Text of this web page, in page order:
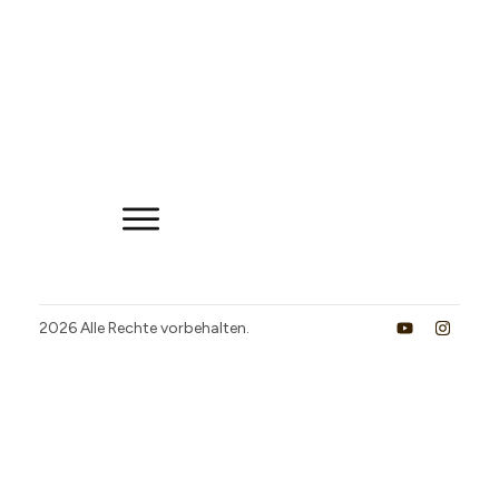
2026Alle Rechte vorbehalten.